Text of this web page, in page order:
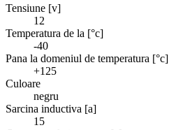
Tensiune [v]
12
Temperatura de la [°c]
-40
Pana la domeniul de temperatura [°c]
+125
Culoare
negru
Sarcina inductiva [a]
15